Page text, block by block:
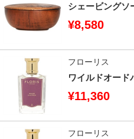
シェービングソ
¥8,580
フローリス
ワイルドオード
¥11,360
フローリス